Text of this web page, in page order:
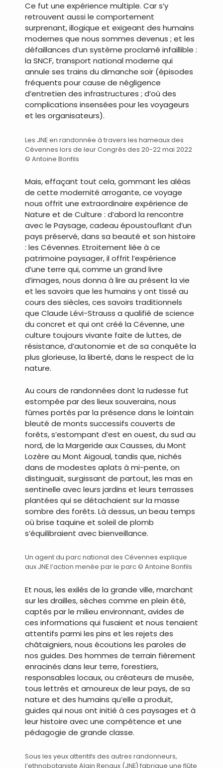
Ce fut une expérience multiple. Car s’y
retrouvent aussi le comportement
surprenant, illogique et exigeant des humains
modernes que nous sommes devenus ; et les
défaillances d’un système proclamé infaillible :
la SNCF, transport national moderne qui
annule ses trains du dimanche soir (épisodes
fréquents pour cause de négligence
d’entretien des infrastructures ; d’où des
complications insensées pour les voyageurs
et les organisateurs).
Les JNE en randonnée à travers les hameaux des
Cévennes lors de leur Congrès des 20-22 mai 2022
© Antoine Bonfils
Mais, effaçant tout cela, gommant les aléas
de cette modernité arrogante, ce voyage
nous offrit une extraordinaire expérience de
Nature et de Culture : d’abord la rencontre
avec le Paysage, cadeau époustouflant d’un
pays préservé, dans sa beauté et son histoire
: les Cévennes. Etroitement liée à ce
patrimoine paysager, il offrit l’expérience
d’une terre qui, comme un grand livre
d’images, nous donna à lire au présent la vie
et les savoirs que les humains y ont tissé au
cours des siècles, ces savoirs traditionnels
que Claude Lévi-Strauss a qualifié de science
du concret et qui ont créé la Cévenne, une
culture toujours vivante faite de luttes, de
résistance, d’autonomie et de sa conquête la
plus glorieuse, la liberté, dans le respect de la
nature.
Au cours de randonnées dont la rudesse fut
estompée par des lieux souverains, nous
fûmes portés par la présence dans le lointain
bleuté de monts successifs couverts de
forêts, s’estompant d’est en ouest, du sud au
nord, de la Margeride aux Causses, du Mont
Lozère au Mont Aigoual, tandis que, nichés
dans de modestes aplats à mi-pente, on
distinguait, surgissant de partout, les mas en
sentinelle avec leurs jardins et leurs terrasses
plantées qui se détachaient sur la masse
sombre des forêts. Là dessus, un beau temps
où brise taquine et soleil de plomb
s’équilibraient avec bienveillance.
Un agent du parc national des Cévennes explique
aux JNE l’action menée par le parc © Antoine Bonfils
Et nous, les exilés de la grande ville, marchant
sur les drailles, sèches comme en plein été,
captés par le milieu environnant, avides de
ces informations qui fusaient et nous tenaient
attentifs parmi les pins et les rejets des
châtaigniers, nous écoutions les paroles de
nos guides. Des hommes de terrain fièrement
enracinés dans leur terre, forestiers,
responsables locaux, ou créateurs de musée,
tous lettrés et amoureux de leur pays, de sa
nature et des humains qu’elle a produit,
guides qui nous ont initié à ces paysages et à
leur histoire avec une compétence et une
pédagogie de grande classe.
Sous les yeux attentifs des autres randonneurs,
l’ethnobotaniste Alain Renaux (JNE) fabrique une flûte